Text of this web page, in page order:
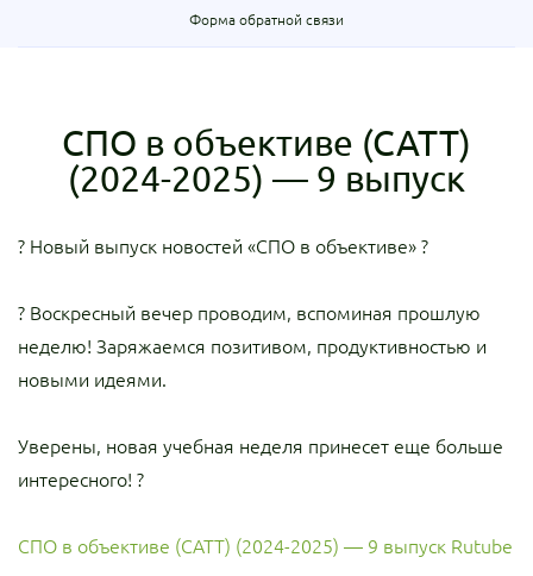
Форма обратной связи
СПО в объективе (САТТ)
(2024-2025) — 9 выпуск
? Новый выпуск новостей «СПО в объективе» ?
?️ Воскресный вечер проводим, вспоминая прошлую
неделю! Заряжаемся позитивом, продуктивностью и
новыми идеями.
Уверены, новая учебная неделя принесет еще больше
интересного! ?
СПО в объективе (САТТ) (2024-2025) — 9 выпуск Rutube